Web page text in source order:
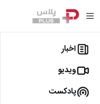
اخبار
ویدیو
پادکست